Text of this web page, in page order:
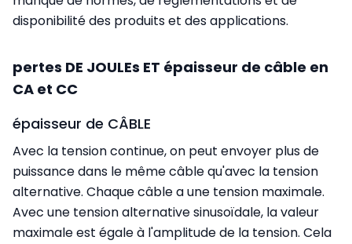
disponibilité des produits et des applications.
pertes DE JOULEs ET épaisseur de câble en
CA et CC
épaisseur de CÂBLE
Avec la tension continue, on peut envoyer plus de
puissance dans le même câble qu'avec la tension
alternative. Chaque câble a une tension maximale.
Avec une tension alternative sinusoïdale, la valeur
maximale est égale à l'amplitude de la tension. Cela